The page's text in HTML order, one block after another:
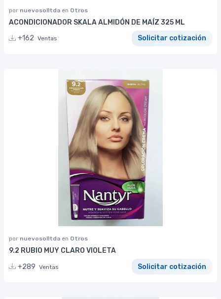
por nuevosolltda en Otros
ACONDICIONADOR SKALA ALMIDÓN DE MAÍZ 325 ML
+162 Ventas Solicitar cotización
por nuevosolltda en Otros
9.2 RUBIO MUY CLARO VIOLETA
+289 Ventas Solicitar cotización